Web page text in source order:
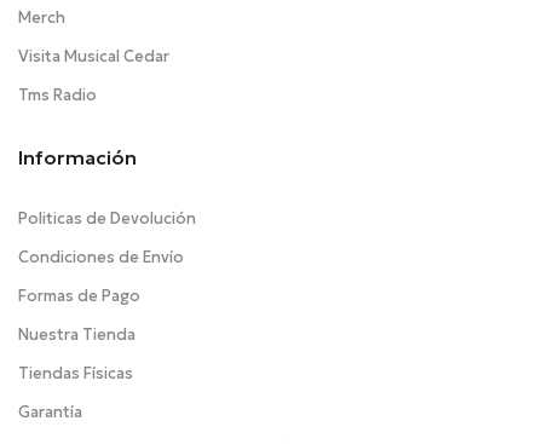
Merch
Visita Musical Cedar
Tms Radio
Información
Politicas de Devolución
Condiciones de Envío
Formas de Pago
Nuestra Tienda
Tiendas Físicas
Garantía